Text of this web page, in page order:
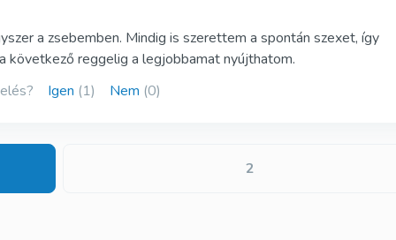
a zsebemben. Mindig is szerettem a spontán szexet, így
reggelig a legjobbamat nyújthatom.
Igen (1) Nem (0)
2